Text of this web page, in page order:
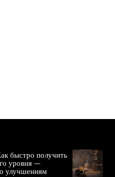
быстро получить
уровня —
улучшениям